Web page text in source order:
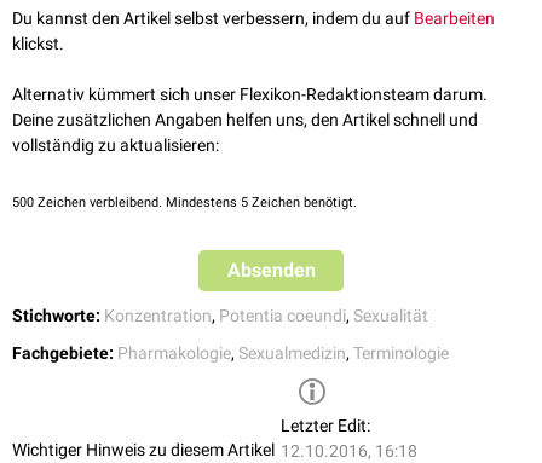
Du kannst den Artikel selbst verbessern, indem du auf Bearbeiten
klickst.
Alternativ kümmert sich unser Flexikon-Redaktionsteam darum.
Deine zusätzlichen Angaben helfen uns, den Artikel schnell und
vollständig zu aktualisieren:
500 Zeichen verbleibend. Mindestens 5 Zeichen benötigt.
Absenden
Stichworte: Konzentration, Potentia coeundi, Sexualität
Fachgebiete: Pharmakologie, Sexualmedizin, Terminologie
Wichtiger Hinweis zu diesem Artikel
Letzter Edit:
12.10.2016, 16:18